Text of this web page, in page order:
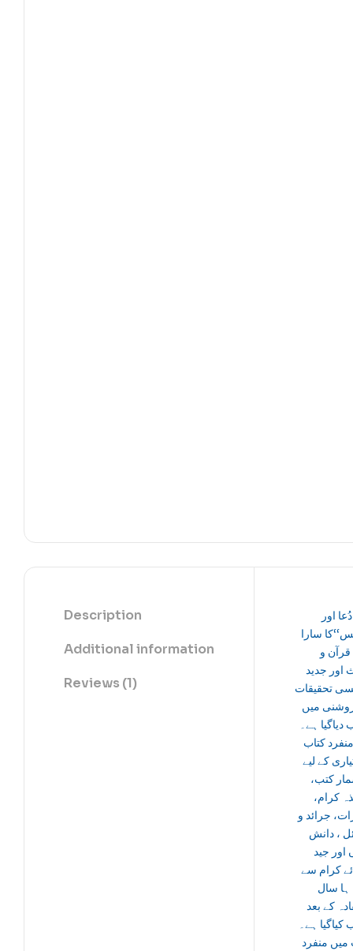
Description
Additional information
Reviews (1)
اور
سارا
قرآن و
اور جدید
تحقیقات
میں
دیاگیا ہے۔
کتاب
کے لیے
کتب،
کرام،
جرائد و
، دانش
اور جید
کرام سے
سال
کے بعد
کیاگیا ہے۔
میں منفرد